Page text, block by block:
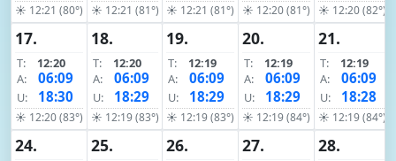
☀ 12:21 (80°) ☀ 12:21 (81°) ☀ 12:21 (81°) ☀ 12:20 (81°) ☀ 12:20 (82°)
17.
T:
12:20
A:
06:09
U: 18:30
☀ 12:20 (83°)
18.
T:
12:20
A:
06:09
U: 18:29
☀ 12:19 (83°)
19.
T:
12:19
A:
06:09
U: 18:29
☀ 12:19 (83°)
20.
T:
12:19
A:
06:09
U: 18:29
☀ 12:19 (84°)
21.
T:
12:19
A:
06:09
U: 18:28
☀ 12:19 (84°)
24. 25. 26. 27. 28.